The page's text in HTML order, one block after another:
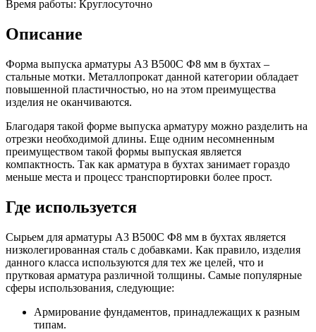
(пруток)
Лента
медная
Лист
Труба
медная
Круг
бронзовый
(пруток)
Олово,
стальные
Фитинги
резьбовые
Хомуты
стальные
Труба ВГП
БУ металл
БУ трубы
Хомуты
Время работы: Круглосуточно
Описание
Форма выпуска арматуры А3 В500С Ф8 мм в бухтах –
стальные мотки. Металлопрокат данной категории обладает
повышенной пластичностью, но на этом преимущества
изделия не оканчиваются.
Благодаря такой форме выпуска арматуру можно разделить на
отрезки необходимой длины. Еще одним несомненным
преимуществом такой формы выпуская является
компактность. Так как арматура в бухтах занимает гораздо
меньше места и процесс транспортировки более прост.
Где используется
Сырьем для арматуры А3 В500С Ф8 мм в бухтах является
низколегированная сталь с добавками. Как правило, изделия
данного класса используются для тех же целей, что и
прутковая арматура различной толщины. Самые популярные
сферы использования, следующие:
Армирование фундаментов, принадлежащих к разным
типам.